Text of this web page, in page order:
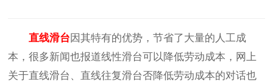
直线滑台因其特有的优势，节省了大量的人工成
本，很多新闻也报道线性滑台可以降低劳动成本，网上
关于直线滑台、直线往复滑台否降低劳动成本的对话也